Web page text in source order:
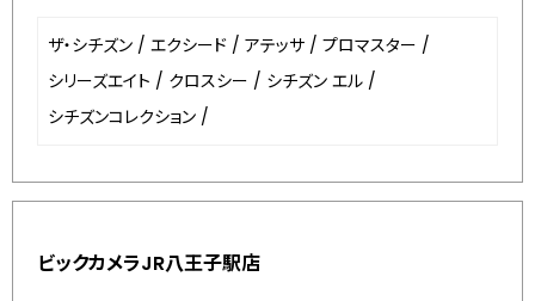
ザ・シチズン / エクシード / アテッサ / プロマスター /
シリーズエイト / クロスシー / シチズン エル /
シチズンコレクション /
ビックカメラJR八王子駅店